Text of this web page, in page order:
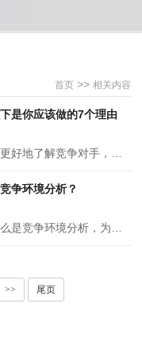
首页 >> 相关内容
是你应该做的7个理由
争环境分析？
>> 尾页